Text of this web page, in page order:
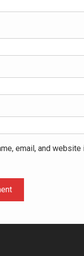
email, and